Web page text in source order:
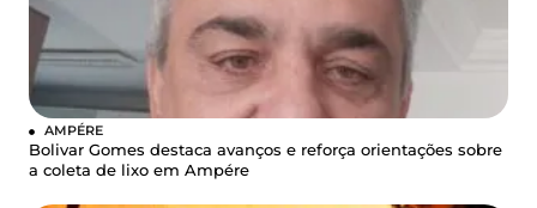
AMPÉRE
Bolivar Gomes destaca avanços e reforça orientações sobre
a coleta de lixo em Ampére